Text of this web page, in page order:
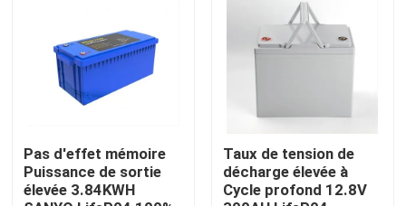
Maison
Vidéos
Pas d'effet mémoire
Puissance de sortie
élevée 3.84KWH
Taux de tension de
décharge élevée à
Cycle profond 12.8V